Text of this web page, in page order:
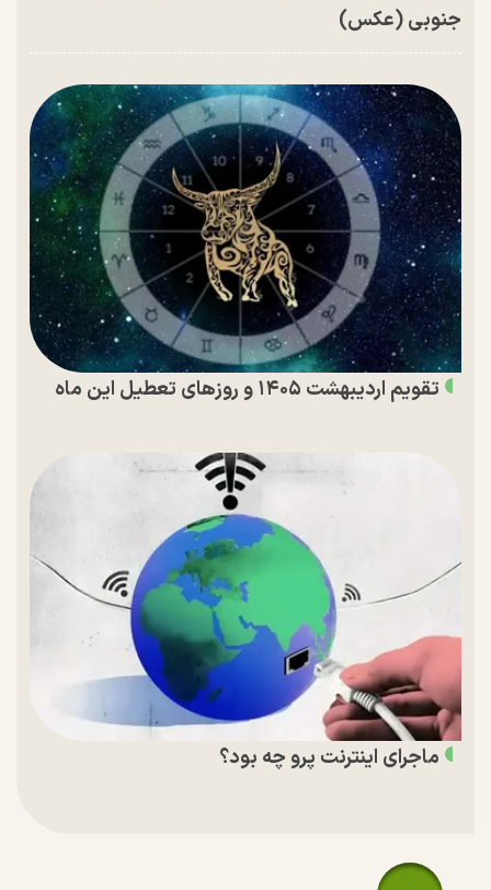
جنوبی (عکس)
تقویم اردیبهشت ۱۴۰۵ و روز‌های تعطیل این ماه
ماجرای اینترنت پرو چه بود؟